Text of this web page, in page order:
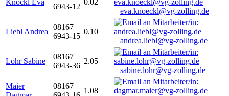
Knöckl Eva
6943-12
0.02
eva.knoeckl@vg-zolling.de
Liebl Andrea
08167
6943-15
0.10
andrea.liebl@vg-zolling.de
Lohr Sabine
08167
6943-36
2.05
sabine.lohr@vg-zolling.de
Maier
08167
1.08